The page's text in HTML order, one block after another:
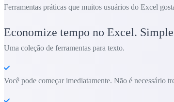
Ferramentas práticas que muitos usuários do Excel
Economize tempo no Excel.
Uma coleção de ferramentas para texto.
Você pode começar imediatamente. Não é necessário